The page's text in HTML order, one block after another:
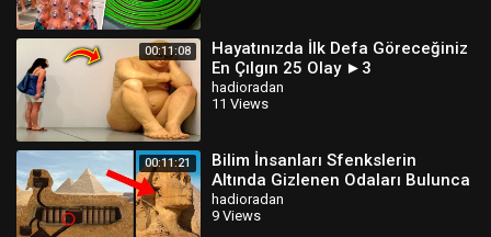
00:11:08
Hayatınızda İlk Defa Göreceğiniz
En Çılgın 25 Olay ►3
hadioradan
11 Views
00:11:21
Bilim İnsanları Sfenkslerin
Altında Gizlenen Odaları Bulunca
Şok Oldu
hadioradan
9 Views